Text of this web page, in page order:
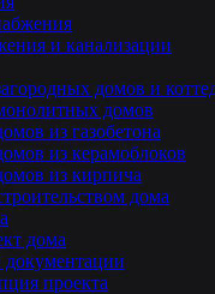
и канализации
домов и
домов
из газобетона
из керамоблоков
из кирпича
дома
дома
документации
проекта